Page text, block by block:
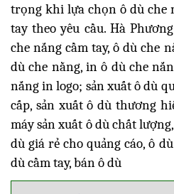
trọng khi lựa chọn ô dù che
tay theo yêu cầu. Hà
che nắng cầm tay, ô dù che
dù che nằng, in ô dù che
nắng in logo; sản xuất ô dù
cấp, sản xuất ô dù thương
máy sản xuất ô dù chất
dù giá rẻ cho quảng cáo, ô
dù cầm tay, bán ô dù